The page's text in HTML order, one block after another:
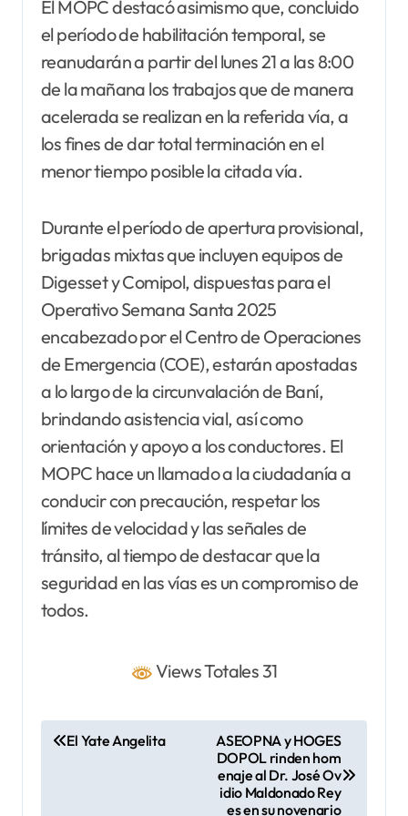
El MOPC destacó asimismo que, concluido
el período de habilitación temporal, se
reanudarán a partir del lunes 21 a las 8:00
de la mañana los trabajos que de manera
acelerada se realizan en la referida vía, a
los fines de dar total terminación en el
menor tiempo posible la citada vía.
Durante el período de apertura provisional,
brigadas mixtas que incluyen equipos de
Digesset y Comipol, dispuestas para el
Operativo Semana Santa 2025
encabezado por el Centro de Operaciones
de Emergencia (COE), estarán apostadas
a lo largo de la circunvalación de Baní,
brindando asistencia vial, así como
orientación y apoyo a los conductores. El
MOPC hace un llamado a la ciudadanía a
conducir con precaución, respetar los
límites de velocidad y las señales de
tránsito, al tiempo de destacar que la
seguridad en las vías es un compromiso de
todos.
Views Totales 31
N El Yate Angelita
ASEOPNA y HOGES
DOPOL rinden hom
enaje al Dr. José Ov
idio Maldonado Rey
es en su novenario